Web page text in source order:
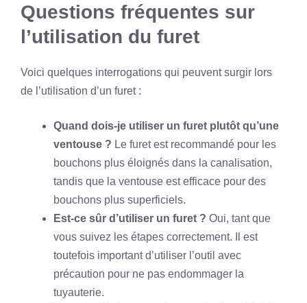
Questions fréquentes sur
l’utilisation du furet
Voici quelques interrogations qui peuvent surgir lors
de l’utilisation d’un furet :
Quand dois-je utiliser un furet plutôt qu’une
ventouse ? Le furet est recommandé pour les
bouchons plus éloignés dans la canalisation,
tandis que la ventouse est efficace pour des
bouchons plus superficiels.
Est-ce sûr d’utiliser un furet ? Oui, tant que
vous suivez les étapes correctement. Il est
toutefois important d’utiliser l’outil avec
précaution pour ne pas endommager la
tuyauterie.